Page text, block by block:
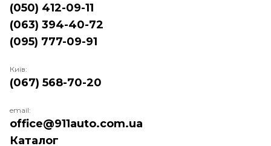
Каталог
(050) 412-09-11
(063) 394-40-72
(095) 777-09-91
Київ:
(067) 568-70-20
email:
office@911auto.com.ua